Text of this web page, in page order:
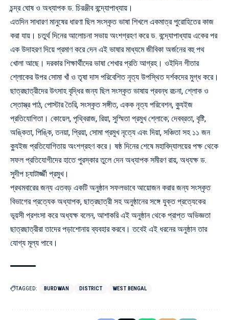
চন্দ্র ঘোষ ও অধ্যাপক ড. চিরঞ্জীব বন্দ্যোপাধ্যায়।
এতদিন সাধারণ মানুষের ধারণা ছিল সংস্কৃত ভাষা শিখলে একমাত্র পুরোহিতের কাজ
করা যায়। চতুর্থ দিনের আলোচনা সভায় অংশগ্রহণ করে ড. বন্দ্যোপাধ্যায় একের পর
এক উদাহরণ দিয়ে প্রমাণ করে দেন এই ভাষার মাধ্যমে জীবিকা অর্জনের বহু পথ
খোলা আছে। দরকার শিক্ষার্থীদের ভাষা শেখার প্রতি আগ্রহ। ওইদিন গীতার
শ্লোকের উপর সোমা খাঁ ও তৃষা দাস পরিবেশিত নৃত্য উপস্থিত দর্শকদের মুগ্ধ করে।
ছাত্রছাত্রীদের উৎসাহ বৃদ্ধির জন্য ছিল সংস্কৃত ভাষায় প্রবন্ধ রচনা, শ্লোক ও
স্তোস্ত্র পাঠ, পোস্টার তৈরি, সংস্কৃত সঙ্গীত, একক নৃত্য পরিবেশন, ক্যুইজ
প্রতিযোগিতা। কোয়েল, পৃথ্বিরাজ, রিয়া, সুস্মিতা প্রমুখ শ্লোকে; দেবব্রতা, বৃষ্টি,
অঙ্কিতা, পিঙ্কি, তনয়া, প্রিয়া, সোমা প্রমুখ নৃত্যে এবং দিয়া, সঞ্চিতা সহ ১১ জন
ক্যুইজ প্রতিযোগিতায় অংশগ্রহণ করে। ষষ্ঠ দিনের শেষে মহাবিদ্যালয়ের পক্ষ থেকে
সফল প্রতিযোগীদের হাতে পুরস্কার তুলে দেন অধ্যাপক সমীরণ রায়, অধ্যক্ষ ড.
সুদীপ চ্যাটার্জ্জী প্রমুখ।
প্রথমবারের জন্য এতবড় একটি অনুষ্ঠান সফলভাবে আয়োজন করার জন্য সংস্কৃত
বিভাগের প্রত্যেক অধ্যাপক, ছাত্রছাত্রী সহ অনুষ্ঠানের সঙ্গে যুক্ত প্রত্যেকের
ভূয়সী প্রশংসা করে অধ্যক্ষ বলেন, আশাকরি এই অনুষ্ঠান থেকে প্রাপ্ত অভিজ্ঞতা
ছাত্রছাত্রীরা তাদের পড়াশোনায় ব্যবহার করবে। তবেই এই ধরনের অনুষ্ঠান তার
যোগ্য মূল্য পাবে।
TAGGED: BURDWAN DISTRICT WEST BENGAL